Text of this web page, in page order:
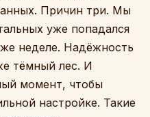
Причин три. Мы
уже попадался
неделе. Надёжность
тёмный лес. И
момент, чтобы
настройке. Такие